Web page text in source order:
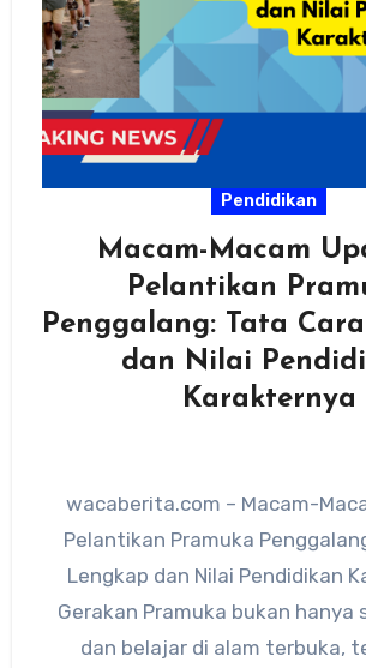
Pendidikan
Macam-Macam
Pelantikan
Penggalang: Tata
dan Nilai
Karakternya
wacaberita.com – Macam-
Pelantikan Pramuka
Lengkap dan Nilai Pendidikan
Gerakan Pramuka bukan hanya
dan belajar di alam terbuka,